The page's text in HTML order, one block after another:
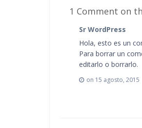
1 Comment on
Sr WordPress
Hola, esto es un
Para borrar un
editarlo o borrarlo.
on 15 agosto, 2015